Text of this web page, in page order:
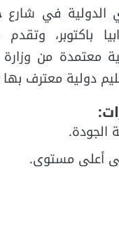
الدولية في شارع
باكتوبر، وتقدم
معتمدة من وزارة
دولية معترف بها
الجودة.
أعلى مستوى.